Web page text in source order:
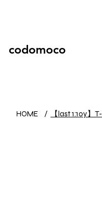
codomoco
HOME / 【last 1:10y】